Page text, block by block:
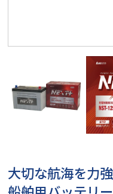
大切な航海を力